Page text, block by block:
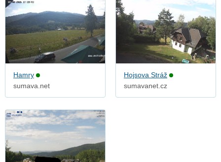
Hamry
sumava.net
Hojsova Stráž
sumavanet.cz